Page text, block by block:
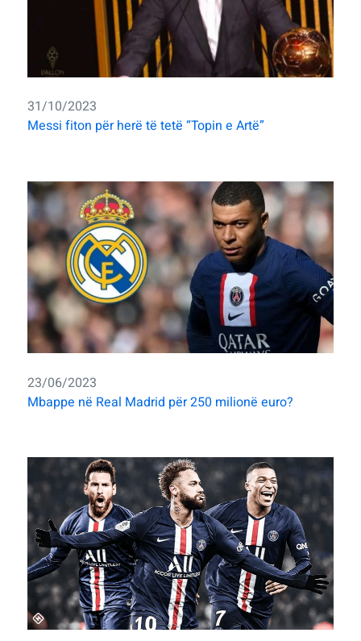
31/10/2023
Messi fiton për herë të tetë “Topin e Artë”
23/06/2023
Mbappe në Real Madrid për 250 milionë euro?